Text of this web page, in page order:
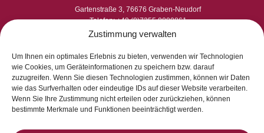
Zustimmung verwalten
Um Ihnen ein optimales Erlebnis zu bieten, verwenden wir Technologien
wie Cookies, um Geräteinformationen zu speichern bzw. darauf
zuzugreifen. Wenn Sie diesen Technologien zustimmen, können wir Daten
wie das Surfverhalten oder eindeutige IDs auf dieser Website verarbeiten.
Wenn Sie Ihre Zustimmung nicht erteilen oder zurückziehen, können
bestimmte Merkmale und Funktionen beeinträchtigt werden.
Gartenstraße 3, 76676 Graben-Neudorf
Telefon: +49 (0)7255 9000861
E-Fax: +49 (0)7255 9000865
Kontaktformular